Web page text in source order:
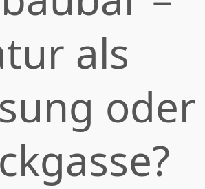
als
oder